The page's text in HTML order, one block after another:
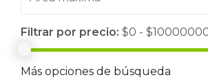
Filtrar por precio: $0 -
Más opciones de búsqueda